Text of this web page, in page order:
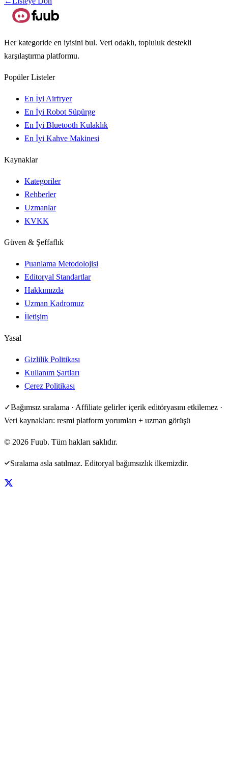
Her kategoride en iyisini bul. Veri odaklı, topluluk destekli
karşılaştırma platformu.
Popüler Listeler
En İyi Airfryer
En İyi Robot Süpürge
En İyi Bluetooth Kulaklık
En İyi Kahve Makinesi
Kaynaklar
Kategoriler
Rehberler
Uzmanlar
KVKK
Güven & Şeffaflık
Puanlama Metodolojisi
Editoryal Standartlar
Hakkımızda
Uzman Kadromuz
İletişim
Yasal
Gizlilik Politikası
Kullanım Şartları
Çerez Politikası
✓Bağımsız sıralama · Affiliate gelirler içerik editöryasını etkilemez ·
Veri kaynakları: resmi platform yorumları + uzman görüşü
© 2026 Fuub. Tüm hakları saklıdır.
Sıralama asla satılmaz. Editoryal bağımsızlık ilkemizdir.